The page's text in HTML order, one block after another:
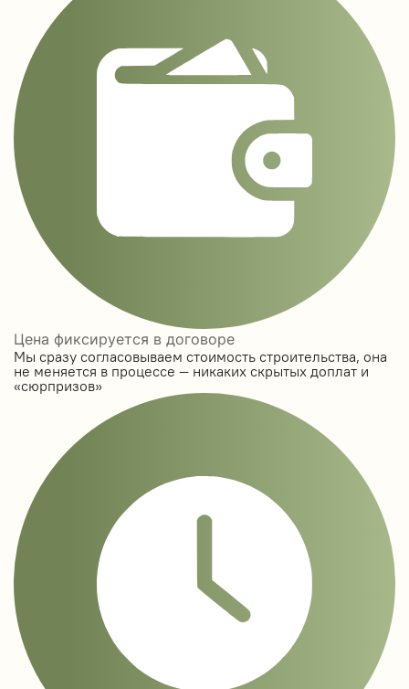
Цена фиксируется в договоре
Мы сразу согласовываем стоимость строительства, она
не меняется в процессе — никаких скрытых доплат и
«сюрпризов»